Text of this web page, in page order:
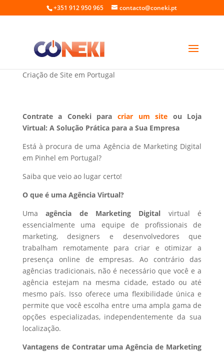
+351 912 950 965 contacto@coneki.pt
Marketing Digital em Pinhel Portugal
Criação de Site em Portugal
Contrate a Coneki para criar um site ou Loja
Virtual: A Solução Prática para a Sua Empresa
Está à procura de uma Agência de Marketing Digital
em Pinhel em Portugal?
Saiba que veio ao lugar certo!
O que é uma Agência Virtual?
Umaagência de Marketing Digital virtual é
essencialmente uma equipe de profissionais de
marketing, designers e desenvolvedores que
trabalham remotamente para criar e otimizar a
presença online de empresas. Ao contrário das
agências tradicionais, não é necessário que você e a
agência estejam na mesma cidade, estado ou até
mesmo país. Isso oferece uma flexibilidade única e
permite que você escolha entre uma ampla gama de
opções especializadas, independentemente da sua
localização.
Vantagens de Contratar uma Agência de Marketing